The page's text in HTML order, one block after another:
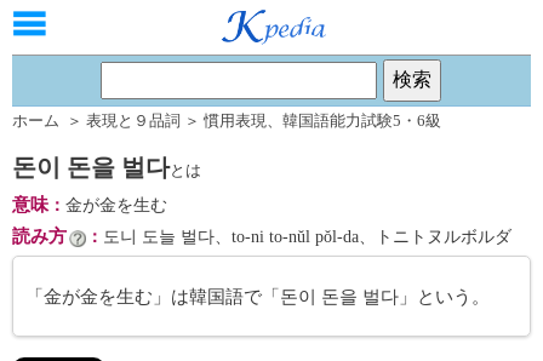
ホーム ＞ 表現と９品詞 ＞ 慣用表現、 韓国語能力試験5・6級
돈이 돈을 벌다とは
意味： 金が金を生む
読み方 ： 도니 도늘 벌다、to-ni to-nŭl pŏl-da、トニトヌルボルダ
「金が金を生む」は韓国語で「돈이 돈을 벌다」という。